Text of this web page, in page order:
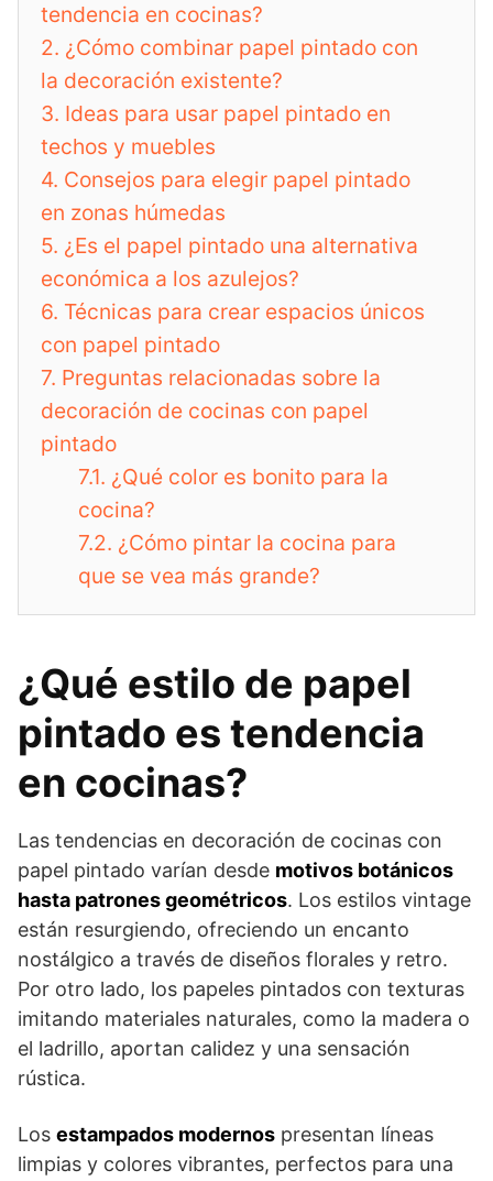
tendencia en cocinas?
2. ¿Cómo combinar papel pintado con
la decoración existente?
3. Ideas para usar papel pintado en
techos y muebles
4. Consejos para elegir papel pintado
en zonas húmedas
5. ¿Es el papel pintado una alternativa
económica a los azulejos?
6. Técnicas para crear espacios únicos
con papel pintado
7. Preguntas relacionadas sobre la
decoración de cocinas con papel
pintado
7.1. ¿Qué color es bonito para la
cocina?
7.2. ¿Cómo pintar la cocina para
que se vea más grande?
¿Qué estilo de papel
pintado es tendencia
en cocinas?
Las tendencias en decoración de cocinas con
papel pintado varían desde motivos botánicos
hasta patrones geométricos. Los estilos vintage
están resurgiendo, ofreciendo un encanto
nostálgico a través de diseños florales y retro.
Por otro lado, los papeles pintados con texturas
imitando materiales naturales, como la madera o
el ladrillo, aportan calidez y una sensación
rústica.
Los estampados modernos presentan líneas
limpias y colores vibrantes, perfectos para una